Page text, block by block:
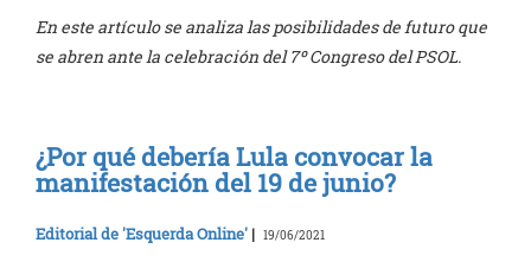
En este artículo se analiza las posibilidades de futuro que
se abren ante la celebración del 7º Congreso del PSOL.
¿Por qué debería Lula convocar la
manifestación del 19 de junio?
Editorial de 'Esquerda Online' | 19/06/2021